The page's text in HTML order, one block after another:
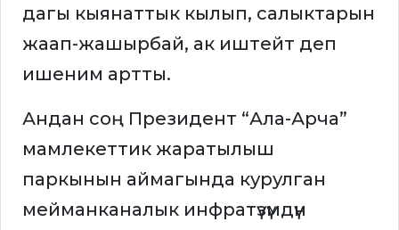
дагы кыянаттык кылып, салыктарын
жаап-жашырбай, ак иштейт деп
ишеним артты.
Андан соң Президент “Ала-Арча”
мамлекеттик жаратылыш
паркынын аймагында курулган
мейманканалык инфратүзүмдүн